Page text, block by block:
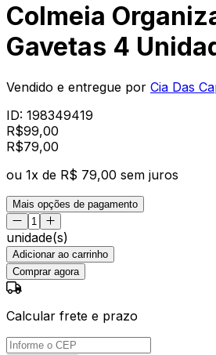
Colmeia
Gavetas 4
Vendido e entregue por Cia Das
ID: 198349419
R$99,00
R$79,00
ou 1x de R$ 79,00 sem juros
Mais opções de pagamento
unidade(s)
Adicionar ao carrinho
Comprar agora
Calcular frete e prazo